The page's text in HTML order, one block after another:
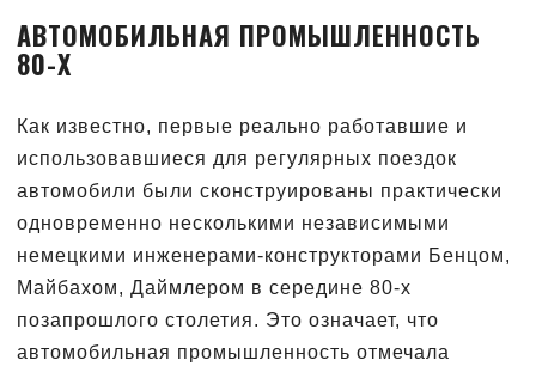
АВТОМОБИЛЬНАЯ ПРОМЫШЛЕННОСТЬ
80-Х
Как известно, первые реально работавшие и
использовавшиеся для регулярных поездок
автомобили были сконструированы практически
одновременно несколькими независимыми
немецкими инженерами-конструкторами Бенцом,
Майбахом, Даймлером в середине 80-х
позапрошлого столетия. Это означает, что
автомобильная промышленность отмечала